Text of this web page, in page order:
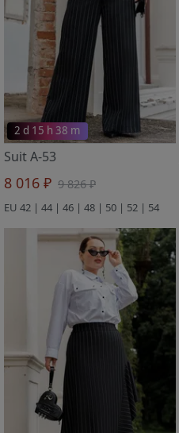
2 d 15 h 38 m
Suit A-53
8 016 ₽ 9 826 ₽
EU 42 | 44 | 46 | 48 | 50 | 52 | 54